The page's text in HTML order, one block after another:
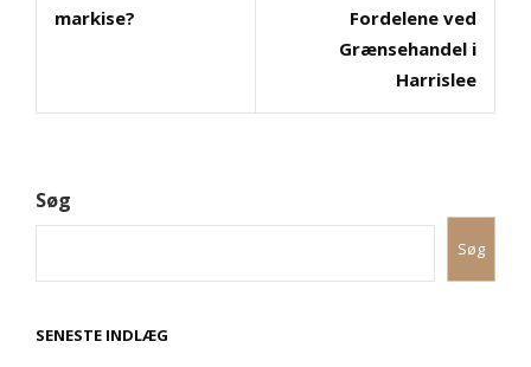
markise?
Fordelene ved
Grænsehandel i
Harrislee
Søg
Søg
SENESTE INDLÆG